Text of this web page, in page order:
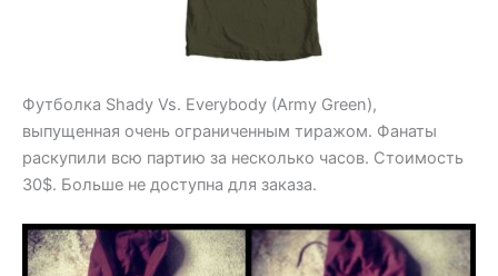
Футболка Shady Vs. Everybody (Army Green),
выпущенная очень ограниченным тиражом. Фанаты
раскупили всю партию за несколько часов. Стоимость
30$. Больше не доступна для заказа.